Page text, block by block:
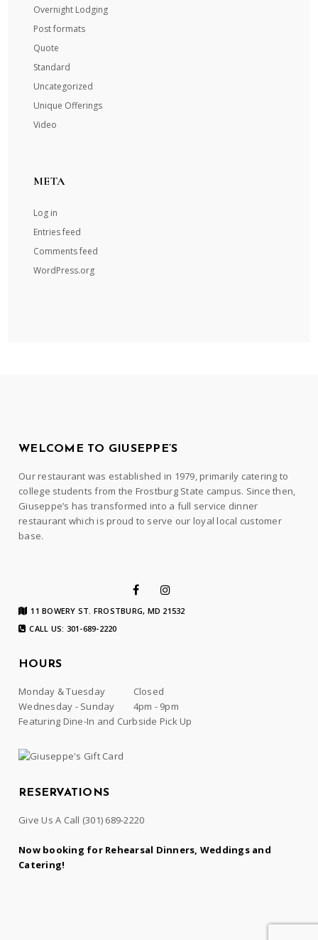
Overnight Lodging
Post formats
Quote
Standard
Uncategorized
Unique Offerings
Video
META
Log in
Entries feed
Comments feed
WordPress.org
WELCOME TO GIUSEPPE’S
Our restaurant was established in 1979, primarily catering to
college students from the Frostburg State campus. Since then,
Giuseppe’s has transformed into a full service dinner
restaurant which is proud to serve our loyal local customer
base.
11 BOWERY ST. FROSTBURG, MD 21532
CALL US: 301-689-2220
HOURS
Monday & Tuesday
Closed
Wednesday - Sunday
4pm - 9pm
Featuring Dine-In and Curbside Pick Up
RESERVATIONS
Give Us A Call (301) 689-2220
Now booking for Rehearsal Dinners, Weddings and
Catering!